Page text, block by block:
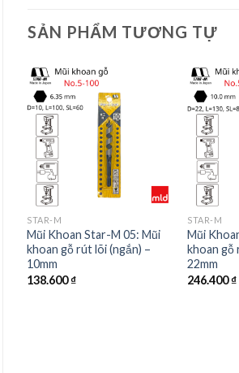
SẢN PHẨM TƯƠNG TỰ
STAR-M
Mũi Khoan Star-M 05: Mũi
khoan gỗ rút lõi (ngắn) –
10mm
138.600₫
STAR-M
Mũi
khoan gỗ
22mm
246.400₫